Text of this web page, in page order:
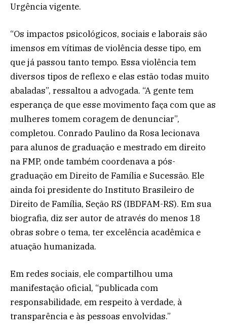
Urgência vigente.
“Os impactos psicológicos, sociais e laborais são
imensos em vítimas de violência desse tipo, em
que já passou tanto tempo. Essa violência tem
diversos tipos de reflexo e elas estão todas muito
abaladas”, ressaltou a advogada. “A gente tem
esperança de que esse movimento faça com que as
mulheres tomem coragem de denunciar”,
completou. Conrado Paulino da Rosa lecionava
para alunos de graduação e mestrado em direito
na FMP, onde também coordenava a pós-
graduação em Direito de Família e Sucessão. Ele
ainda foi presidente do Instituto Brasileiro de
Direito de Família, Seção RS (IBDFAM-RS). Em sua
biografia, diz ser autor de através do menos 18
obras sobre o tema, ter excelência acadêmica e
atuação humanizada.
Em redes sociais, ele compartilhou uma
manifestação oficial, “publicada com
responsabilidade, em respeito à verdade, à
transparência e às pessoas envolvidas.”